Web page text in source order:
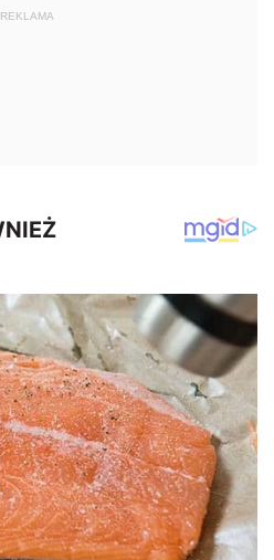
REKLAMA